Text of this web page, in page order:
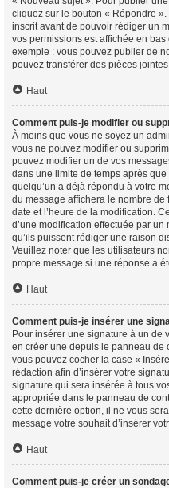
cliquez sur le bouton « Répondre
inscrit avant de pouvoir rédiger un
vos permissions est affichée en
exemple : vous pouvez publier de
pouvez transférer des pièces
Haut
Comment puis-je modifier ou
À moins que vous ne soyez un
vous ne pouvez modifier ou
pouvez modifier un de vos
dans une limite de temps après
quelqu’un a déjà répondu à votre
du message affichera le nombre de
date et l’heure de la modification.
d’une modification effectuée par
qu’ils puissent rédiger une raison
Veuillez noter que les utilisateurs
propre message si une réponse a
Haut
Comment puis-je insérer une
Pour insérer une signature à un de
en créer une depuis le panneau de
vous pouvez cocher la case «
rédaction afin d’insérer votre
signature qui sera insérée à tous
appropriée dans le panneau de
cette dernière option, il ne vous
message votre souhait d’insérer
Haut
Comment puis-je créer un